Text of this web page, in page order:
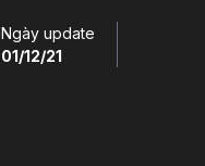
Ngày update
01/12/21